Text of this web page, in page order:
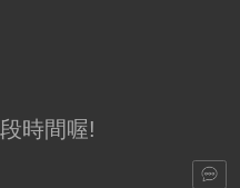
時間喔!